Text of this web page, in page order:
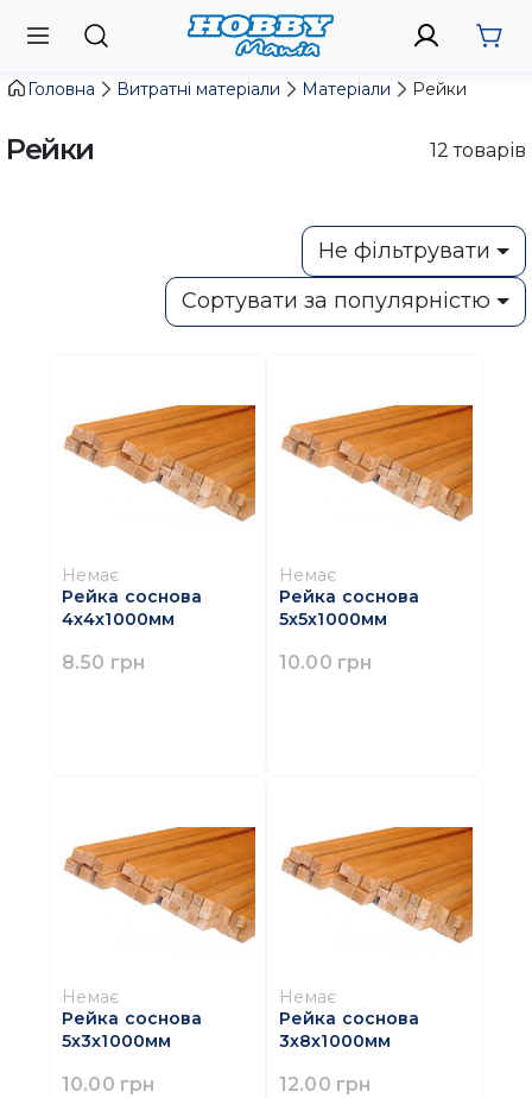
Головна Витратні матеріали Матеріали Рейки
Рейки 12 товарів
Не фільтрувати
Сортувати за популярністю
Немає
Рейка соснова
4х4х1000мм
8.50 грн
Немає
Рейка соснова
5х5х1000мм
10.00 грн
Немає
Рейка соснова
5х3х1000мм
10.00 грн
Немає
Рейка соснова
3х8х1000мм
12.00 грн